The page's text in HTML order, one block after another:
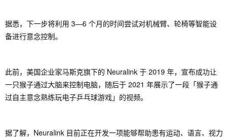
据悉，下一步将利用 3—6 个月的时间尝试对机械臂、轮椅等智能设
备进行意念控制。
此前，美国企业家马斯克旗下的 Neuralink 于 2019 年，宣布成功让
一只猴子通过大脑来控制电脑，随后于 2021 年展示了一段「猴子通
过自主意念熟练玩电子乒乓球游戏」的视频。
据了解，Neuralink 目前正在开发一项能够帮助患有运动、语言、视力